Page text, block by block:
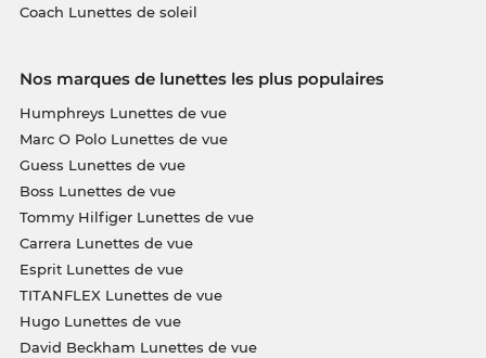
Coach Lunettes de soleil
Nos marques de lunettes les plus populaires
Humphreys Lunettes de vue
Marc O Polo Lunettes de vue
Guess Lunettes de vue
Boss Lunettes de vue
Tommy Hilfiger Lunettes de vue
Carrera Lunettes de vue
Esprit Lunettes de vue
TITANFLEX Lunettes de vue
Hugo Lunettes de vue
David Beckham Lunettes de vue